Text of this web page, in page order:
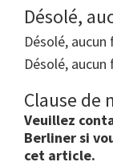
Désolé,
Désolé,
Désolé,
Clause de
Veuillez
Berliner si
cet article.